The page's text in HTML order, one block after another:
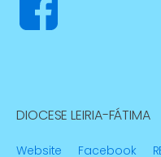
DIOCESE LEIRIA-FÁTIMA
Website Facebook